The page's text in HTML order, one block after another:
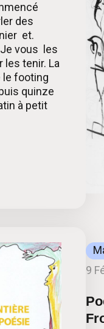
des
et.
vous les
les tenir. La
le footing
quinze
à petit
9